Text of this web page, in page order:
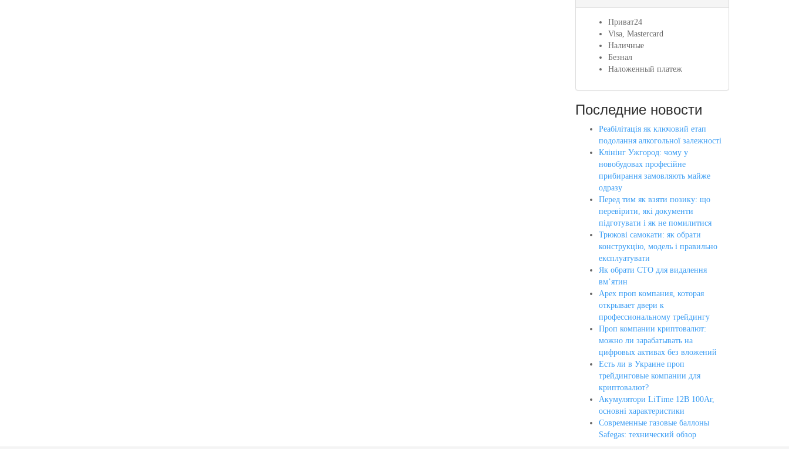
Приват24
Visa, Mastercard
Наличные
Безнал
Наложенный платеж
Последние новости
Реабілітація як ключовий етап
подолання алкогольної залежності
Клінінг Ужгород: чому у
новобудовах професійне
прибирання замовляють майже
одразу
Перед тим як взяти позику: що
перевірити, які документи
підготувати і як не помилитися
Трюкові самокати: як обрати
конструкцію, модель і правильно
експлуатувати
Як обрати СТО для видалення
вм’ятин
Apex проп компания, которая
открывает двери к
профессиональному трейдингу
Проп компании криптовалют:
можно ли зарабатывать на
цифровых активах без вложений
Есть ли в Украине проп
трейдинговые компании для
криптовалют?
Акумулятори LiTime 12В 100Аг,
основні характеристики
Современные газовые баллоны
Safegas: технический обзор